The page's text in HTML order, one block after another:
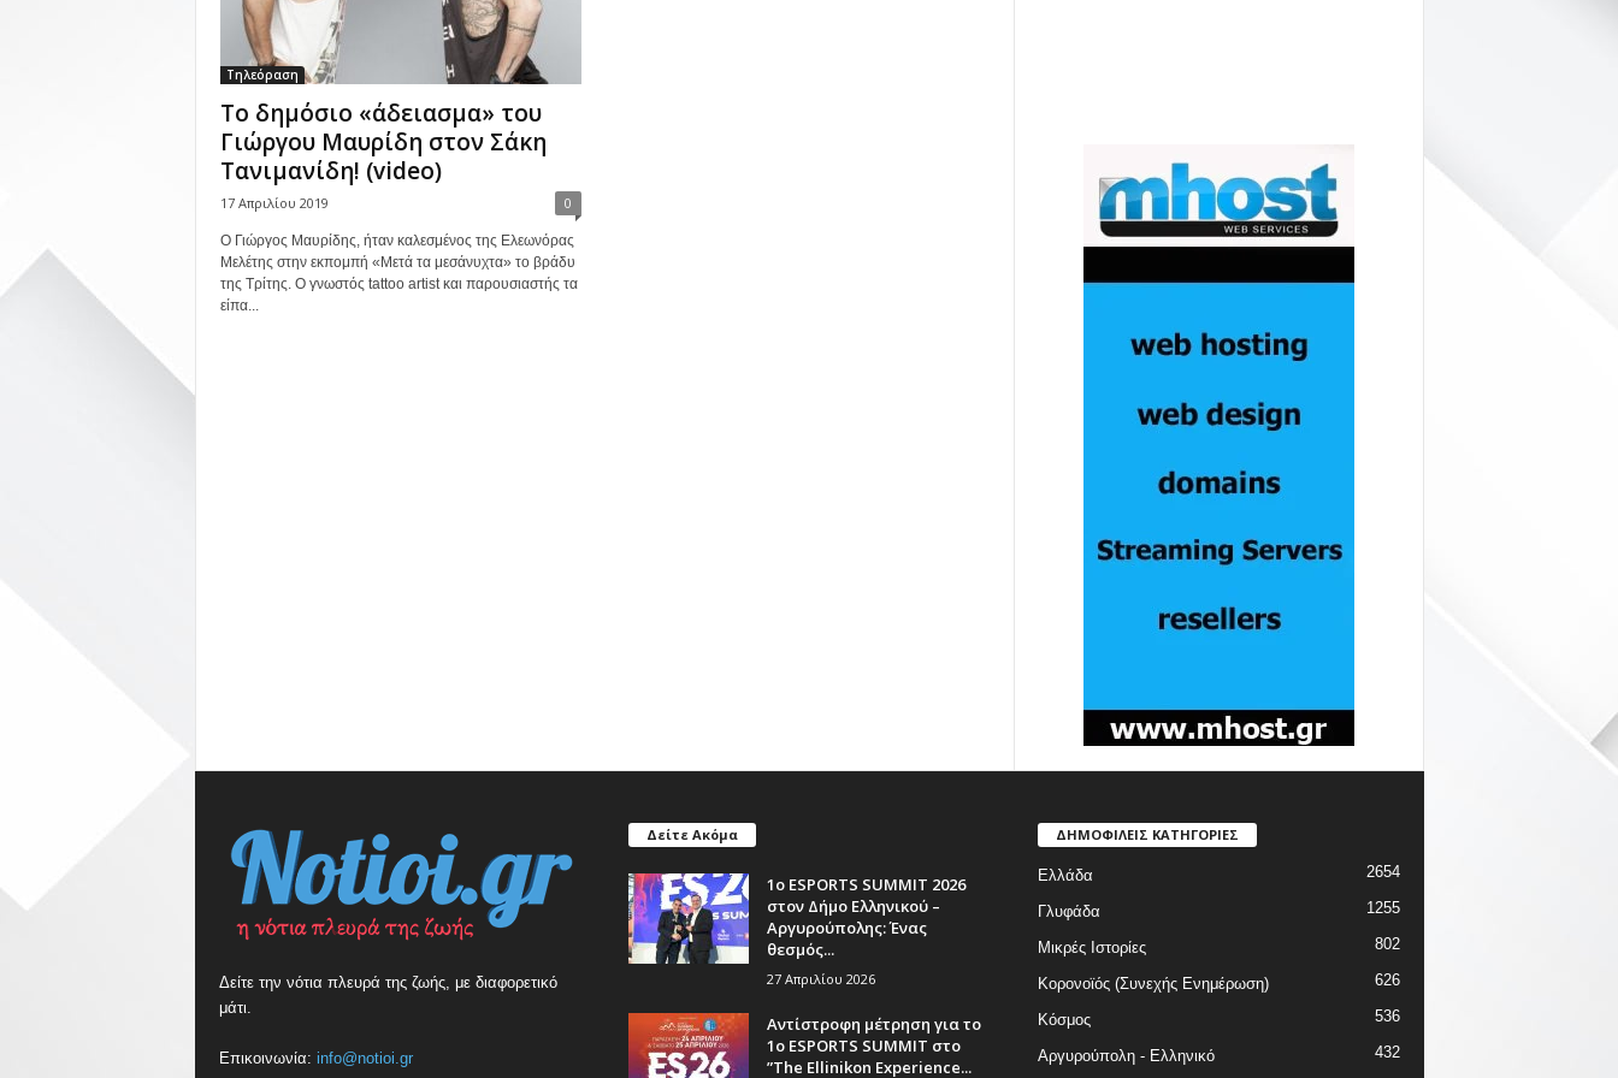
Τηλεόραση
To δημόσιο «άδειασμα» του
Γιώργου Μαυρίδη στον Σάκη
Τανιμανίδη! (video)
17 Απριλίου 2019 0
Ο Γιώργος Μαυρίδης, ήταν καλεσμένος της Ελεωνόρας
Μελέτης στην εκπομπή «Μετά τα μεσάνυχτα» το βράδυ
της Τρίτης. Ο γνωστός tattoo artist και παρουσιαστής τα
είπα...
Δείτε την νότια πλευρά της ζωής, με διαφορετικό
μάτι.
Επικοινωνία: info@notioi.gr
Δείτε Ακόμα
1ο ESPORTS SUMMIT 2026
στον Δήμο Ελληνικού –
Αργυρούπολης: Ένας
θεσμός...
27 Απριλίου 2026
Αντίστροφη μέτρηση για το
1ο ESPORTS SUMMIT στο
”The Ellinikon Experience...
ΔΗΜΟΦΙΛΕΙΣ ΚΑΤΗΓΟΡΙΕΣ
Ελλάδα 2654
Γλυφάδα 1255
Μικρές Ιστορίες 802
Κορονοϊός (Συνεχής Ενημέρωση) 626
Κόσμος 536
Αργυρούπολη - Ελληνικό 432